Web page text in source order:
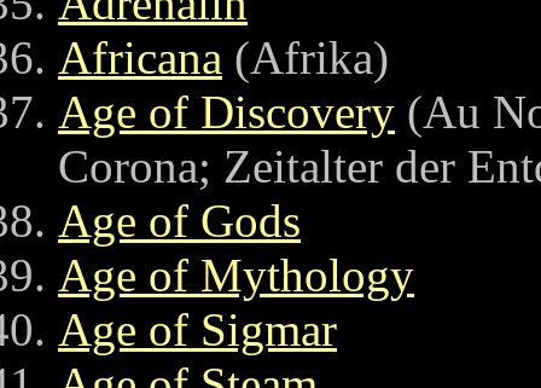
Africana (Afrika)
Age of Discovery (Au
Corona; Zeitalter der
Age of Gods
Age of Mythology
Age of Sigmar